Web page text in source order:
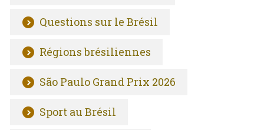
Questions sur le Brésil
Régions brésiliennes
São Paulo Grand Prix 2026
Sport au Brésil